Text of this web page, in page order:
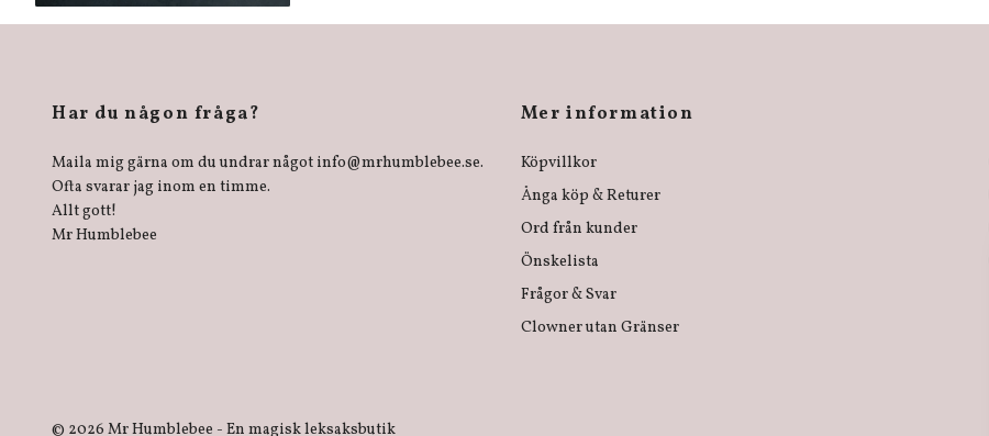
Har du någon fråga?
Maila mig gärna om du undrar något info@mrhumblebee.se.
Ofta svarar jag inom en timme.
Allt gott!
Mr Humblebee
Mer information
Köpvillkor
Ånga köp & Returer
Ord från kunder
Önskelista
Frågor & Svar
Clowner utan Gränser
© 2026 Mr Humblebee - En magisk leksaksbutik